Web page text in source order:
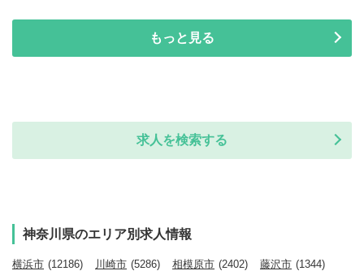
もっと見る
求人を検索する
神奈川県のエリア別求人情報
横浜市 (12186) 川崎市 (5286) 相模原市 (2402) 藤沢市 (1344)